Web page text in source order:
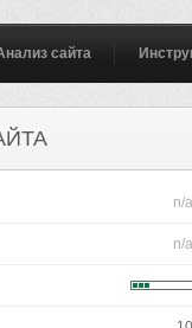
сайта
n/a
n/a